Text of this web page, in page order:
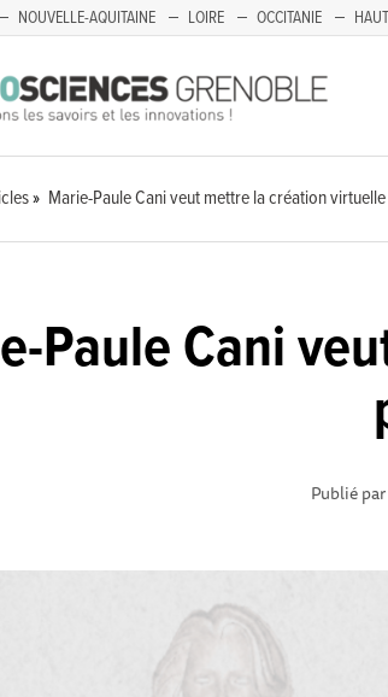
NOUVELLE-AQUITAINE LOIRE OCCITANIE
Marie-Paule Cani veut mettre la création
Paule Cani
Publié par